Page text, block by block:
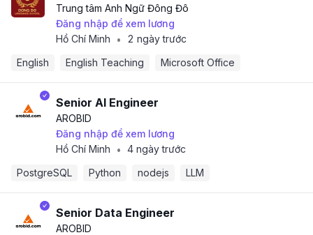
Trung tâm Anh Ngữ Đông Đô
Đăng nhập để xem lương
Hồ Chí Minh
•
2 ngày trước
English
English Teaching Microsoft Office
Senior AI Engineer
AROBID
Đăng nhập để xem lương
Hồ Chí Minh
• 4 ngày trước
PostgreSQL
Python nodejs LLM
Senior Data Engineer
AROBID